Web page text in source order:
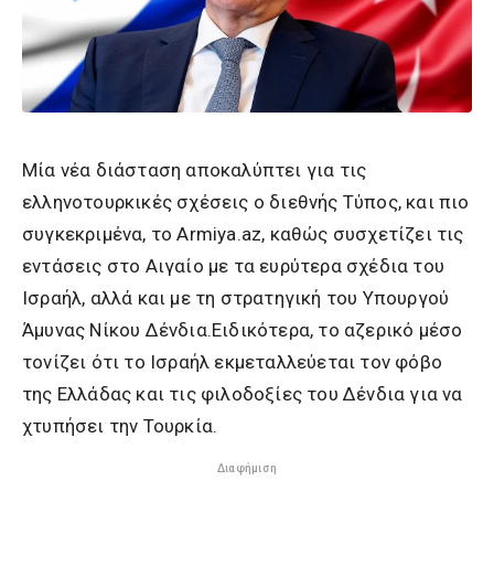
Μία νέα διάσταση αποκαλύπτει για τις
ελληνοτουρκικές σχέσεις ο διεθνής Τύπος, και πιο
συγκεκριμένα, το Armiya.az, καθώς συσχετίζει τις
εντάσεις στο Αιγαίο με τα ευρύτερα σχέδια του
Ισραήλ, αλλά και με τη στρατηγική του Υπουργού
Άμυνας Νίκου Δένδια.Ειδικότερα, το αζερικό μέσο
τονίζει ότι το Ισραήλ εκμεταλλεύεται τον φόβο
της Ελλάδας και τις φιλοδοξίες του Δένδια για να
χτυπήσει την Τουρκία.
Διαφήμιση